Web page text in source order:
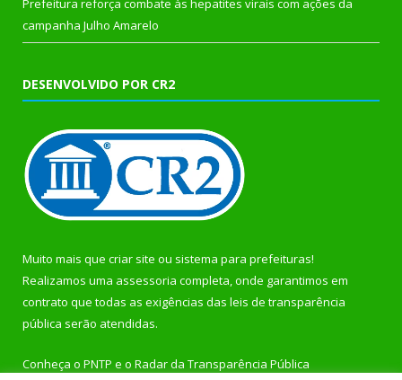
Prefeitura reforça combate às hepatites virais com ações da
campanha Julho Amarelo
DESENVOLVIDO POR CR2
Muito mais que criar site ou sistema para prefeituras!
Realizamos uma assessoria completa, onde garantimos em
contrato que todas as exigências das leis de transparência
pública serão atendidas.
Conheça o PNTP e o Radar da Transparência Pública